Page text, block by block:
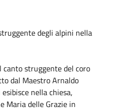
degli alpini nella
canto struggente del coro
dal Maestro Arnaldo
nella chiesa,
Maria delle Grazie in